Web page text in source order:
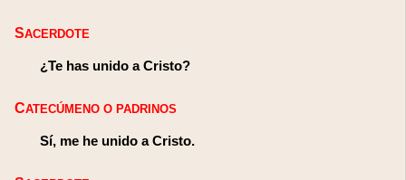
SACERDOTE
¿Te has unido a Cristo?
CATECÚMENO O PADRINOS
Sí, me he unido a Cristo.